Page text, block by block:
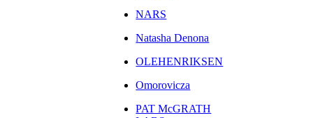
NARS
Natasha Denona
OLEHENRIKSEN
Omorovicza
PAT McGRATH